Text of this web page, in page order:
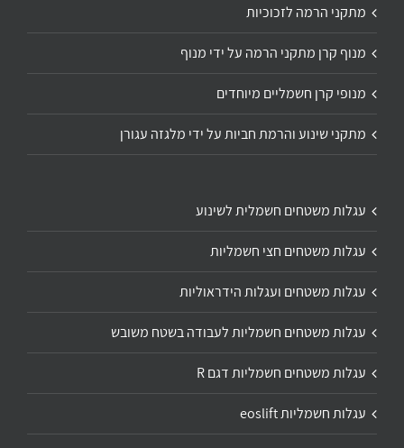
מתקני הרמה לזכוכיות
מנוף קרן מתקני הרמה על ידי מנוף
מנופי קרן חשמליים מיוחדים
מתקני שינוע והרמת חביות על ידי מלגזה עגורן
עגלות משטחים חשמלית לשינוע
עגלות משטחים חצי חשמליות
עגלות משטחים ועגלות הידראוליות
עגלות משטחים חשמליות לעבודה בשטח משובש
עגלות משטחים חשמליות דגם R
עגלות חשמליות eoslift